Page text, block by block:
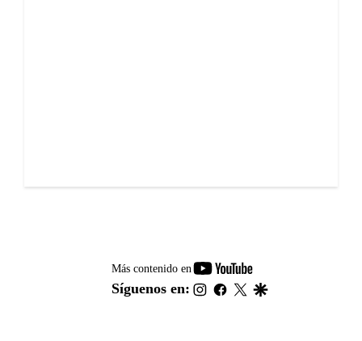
Más contenido en
youtube-
footer
Síguenos en: instagram
facebook
twitter